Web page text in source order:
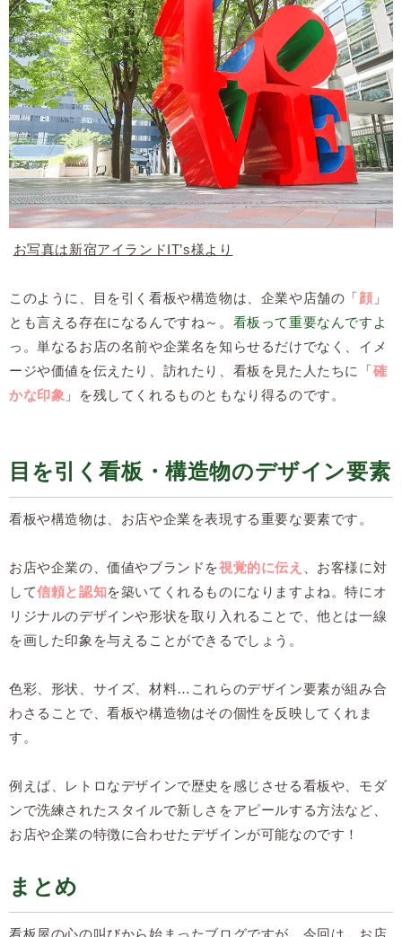
お写真は新宿アイランドIT’s様より
このように、目を引く看板や構造物は、企業や店舗の「顔 」
とも言える存在になるんですね～。 看板って重要なんですよ
っ 。単なるお店の名前や企業名を知らせるだけでなく、イメ
ージや価値を伝えたり、訪れたり、看板を見た人たちに「確
かな印象 」を残してくれるものともなり得るのです。
目を引く看板・構造物のデザイン要素
看板や構造物は、お店や企業を表現する重要な要素です。
お店や企業の、価値やブランドを視覚的に伝え
、お客様に対
して信頼と認知を築いてくれるものになりますよね。特にオ
リジナルのデザインや形状を取り入れることで、他とは一線
を画した印象を与えることができるでしょう。
色彩、形状、サイズ、材料…これらのデザイン要素が組み合
わさることで、看板や構造物はその個性を反映してくれま
す。
例えば、レトロなデザインで歴史を感じさせる看板や、モダ
ンで洗練されたスタイルで新しさをアピールする方法など、
お店や企業の特徴に合わせたデザインが可能なのです！
まとめ